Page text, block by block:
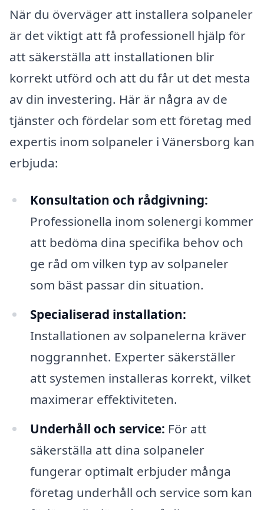
När du överväger att installera solpaneler
är det viktigt att få professionell hjälp för
att säkerställa att installationen blir
korrekt utförd och att du får ut det mesta
av din investering. Här är några av de
tjänster och fördelar som ett företag med
expertis inom solpaneler i Vänersborg kan
erbjuda:
Konsultation och rådgivning:
Professionella inom solenergi kommer
att bedöma dina specifika behov och
ge råd om vilken typ av solpaneler
som bäst passar din situation.
Specialiserad installation:
Installationen av solpanelerna kräver
noggrannhet. Experter säkerställer
att systemen installeras korrekt, vilket
maximerar effektiviteten.
Underhåll och service: För att
säkerställa att dina solpaneler
fungerar optimalt erbjuder många
företag underhåll och service som kan